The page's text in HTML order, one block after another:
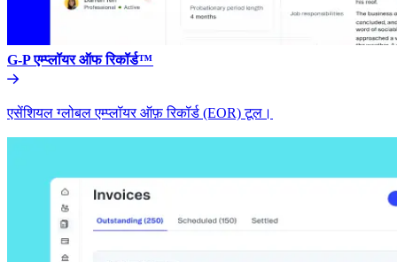
G-P एम्प्लॉयर ऑफ रिकॉर्ड™​​
एसेंशियल ग्लोबल एम्प्लॉयर ऑफ़ रिकॉर्ड (EOR) टूल।​​